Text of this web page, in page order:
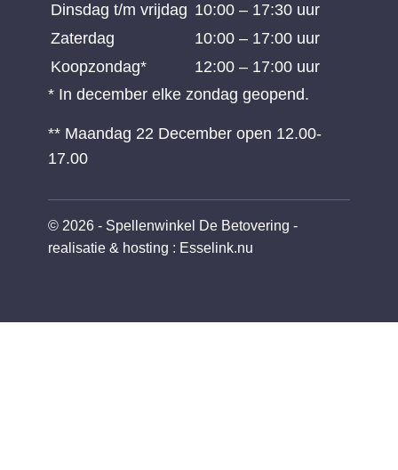
Dinsdag t/m vrijdag 10:00 – 17:30 uur
Zaterdag
10:00 – 17:00 uur
Koopzondag*
12:00 – 17:00 uur
* In december elke zondag geopend.
** Maandag 22 December open 12.00-
17.00
© 2026 - Spellenwinkel De Betovering -
realisatie & hosting : Esselink.nu